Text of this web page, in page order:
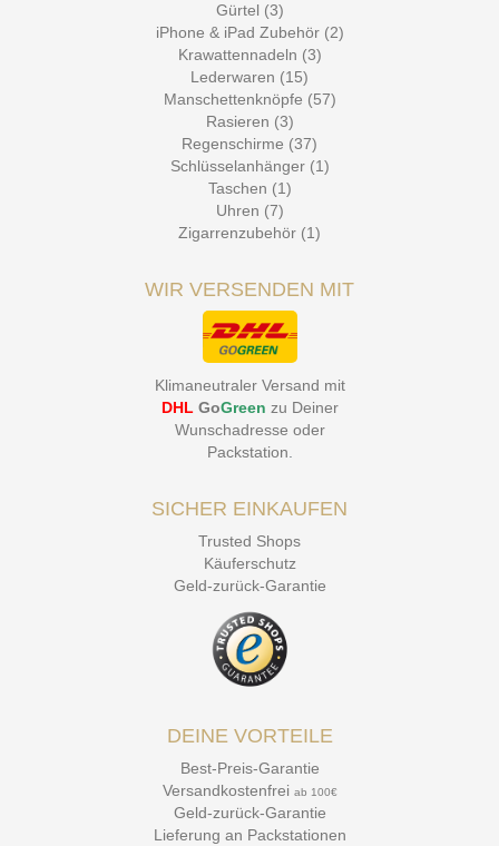
Gürtel (3)
iPhone & iPad Zubehör (2)
Krawattennadeln (3)
Lederwaren (15)
Manschettenknöpfe (57)
Rasieren (3)
Regenschirme (37)
Schlüsselanhänger (1)
Taschen (1)
Uhren (7)
Zigarrenzubehör (1)
WIR VERSENDEN MIT
Klimaneutraler Versand mit
DHL GoGreen zu Deiner
Wunschadresse oder
Packstation.
SICHER EINKAUFEN
Trusted Shops
Käuferschutz
Geld-zurück-Garantie
DEINE VORTEILE
Best-Preis-Garantie
Versandkostenfrei ab 100€
Geld-zurück-Garantie
Lieferung an Packstationen